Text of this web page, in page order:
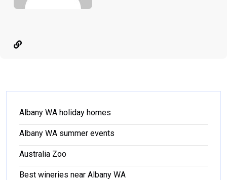
Albany WA holiday homes
Albany WA summer events
Australia Zoo
Best wineries near Albany WA